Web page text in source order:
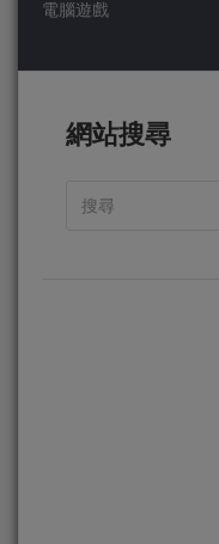
電腦遊戲
網站搜尋